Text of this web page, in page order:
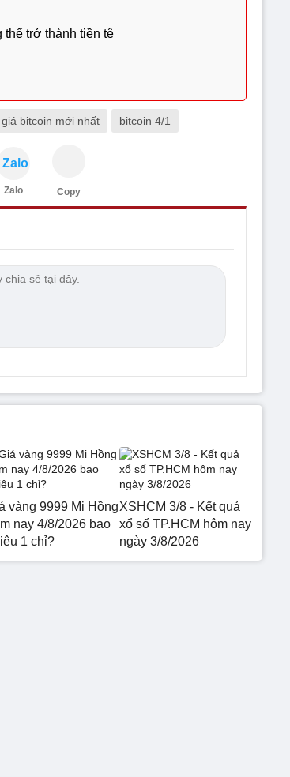
thể trở thành tiền tệ
giá bitcoin mới nhất bitcoin 4/1
Zalo
Zalo Copy
vàng 9999 Mi Hồng
nay 4/8/2026 bao
1 chỉ?
XSHCM 3/8 - Kết quả
xổ số TP.HCM hôm nay
ngày 3/8/2026